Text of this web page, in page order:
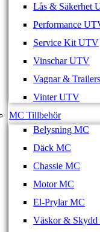
Lås & Säkerhet
Performance
Service Kit UTV
Vinschar UTV
Vagnar &
Vinter UTV
MC Tillbehör
Belysning MC
Däck MC
Chassie MC
Motor MC
El-Prylar MC
Väskor & Skydd